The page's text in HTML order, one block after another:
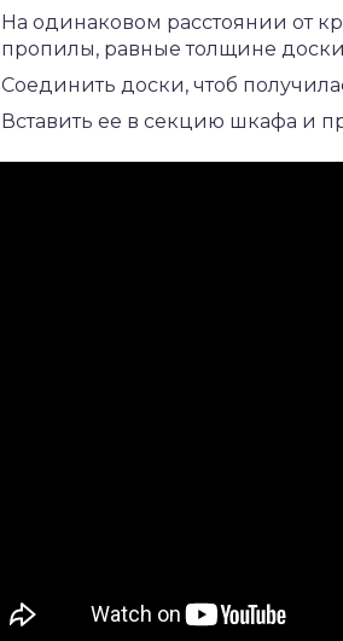
На одинаковом расстоянии от
пропилы, равные толщине
Соединить доски, чтоб
Вставить ее в секцию шкафа и